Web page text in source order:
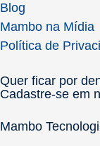
Blog
Mambo na Mídia
Política de
Quer ficar por
Cadastre-se em
Mambo